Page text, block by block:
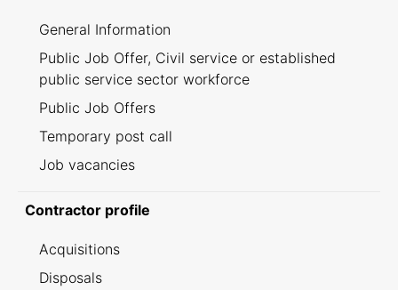
General Information
Public Job Offer, Civil service or established
public service sector workforce
Public Job Offers
Temporary post call
Job vacancies
Contractor profile
Acquisitions
Disposals